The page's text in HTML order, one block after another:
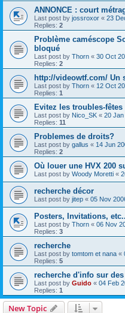
ANNONCE : court
Last post by jossroxor « 23
Replies: 2
Problème caméscope
bloqué
Last post by Thorn « 30 Oct
Replies: 2
http://videowtf.com/ Un
Last post by Thorn « 12 Oct
Replies: 1
Evitez les troubles-fêtes
Last post by Nico_SK « 20 Jan
Replies: 11
Problemes de droits?
Last post by gallus « 14 Jun
Replies: 2
Où louer une HVX 200
Last post by Woody Moretti «
recherche décor
Last post by jitep « 05 Nov
Posters, Invitations,
Last post by Thorn « 06 Nov
Replies: 3
recherche
Last post by tomtom et nana «
Replies: 5
recherche d'info sur
Last post by Guido « 04 Feb
Replies: 1
New Topic